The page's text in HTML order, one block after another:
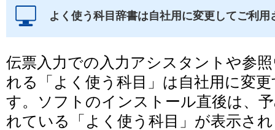
よく使う科目辞書は自社用に変更してご利用
伝票入力での入力アシスタントや参
れる「よく使う科目」は自社用に変
す。ソフトのインストール直後は、
れている「よく使う科目」が表示さ